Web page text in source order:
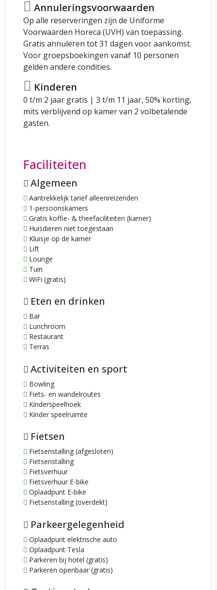
Annuleringsvoorwaarden
Op alle reserveringen zijn de Uniforme
Voorwaarden Horeca (UVH) van toepassing.
Gratis annuleren tot 31 dagen voor aankomst.
Voor groepsboekingen vanaf 10 personen
gelden andere condities.
Kinderen
0 t/m 2 jaar gratis | 3 t/m 11 jaar, 50% korting,
mits verblijvend op kamer van 2 volbetalende
gasten.
Faciliteiten
Algemeen
Aantrekkelijk tarief alleenreizenden
1-persoonskamers
Gratis koffie- & theefaciliteiten (kamer)
Huisdieren niet toegestaan
Kluisje op de kamer
Lift
Lounge
Tuin
WiFi (gratis)
Eten en drinken
Bar
Lunchroom
Restaurant
Terras
Activiteiten en sport
Bowling
Fiets- en wandelroutes
Kinderspeelhoek
Kinder speelruimte
Fietsen
Fietsenstalling (afgesloten)
Fietsenstalling
Fietsverhuur
Fietsverhuur E-bike
Oplaadpunt E-bike
Fietsenstalling (overdekt)
Parkeergelegenheid
Oplaadpunt elektrische auto
Oplaadpunt Tesla
Parkeren bij hotel (gratis)
Parkeren openbaar (gratis)